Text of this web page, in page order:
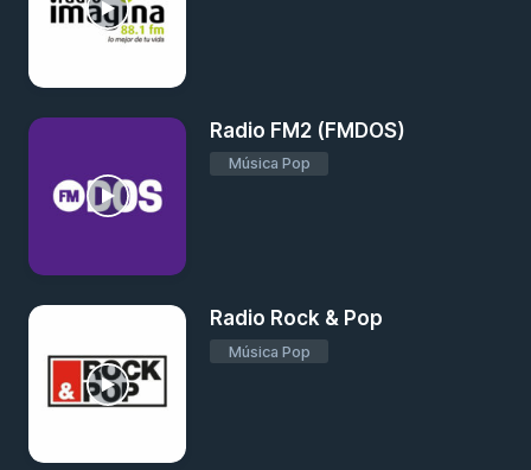
Radio FM2 (FMDOS)
Música Pop
Radio Rock & Pop
Música Pop